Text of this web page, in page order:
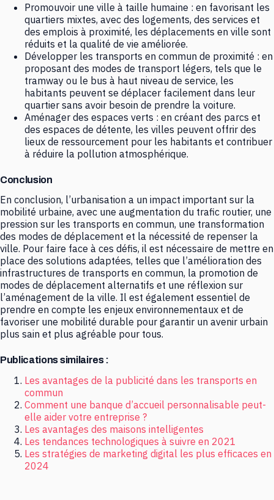
Promouvoir une ville à taille humaine : en favorisant les
quartiers mixtes, avec des logements, des services et
des emplois à proximité, les déplacements en ville sont
réduits et la qualité de vie améliorée.
Développer les transports en commun de proximité : en
proposant des modes de transport légers, tels que le
tramway ou le bus à haut niveau de service, les
habitants peuvent se déplacer facilement dans leur
quartier sans avoir besoin de prendre la voiture.
Aménager des espaces verts : en créant des parcs et
des espaces de détente, les villes peuvent offrir des
lieux de ressourcement pour les habitants et contribuer
à réduire la pollution atmosphérique.
Conclusion
En conclusion, l’urbanisation a un impact important sur la
mobilité urbaine, avec une augmentation du trafic routier, une
pression sur les transports en commun, une transformation
des modes de déplacement et la nécessité de repenser la
ville. Pour faire face à ces défis, il est nécessaire de mettre en
place des solutions adaptées, telles que l’amélioration des
infrastructures de transports en commun, la promotion de
modes de déplacement alternatifs et une réflexion sur
l’aménagement de la ville. Il est également essentiel de
prendre en compte les enjeux environnementaux et de
favoriser une mobilité durable pour garantir un avenir urbain
plus sain et plus agréable pour tous.
Publications similaires :
Les avantages de la publicité dans les transports en
commun
Comment une banque d’accueil personnalisable peut-
elle aider votre entreprise ?
Les avantages des maisons intelligentes
Les tendances technologiques à suivre en 2021
Les stratégies de marketing digital les plus efficaces en
2024